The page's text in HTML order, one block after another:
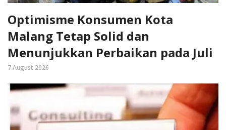
Optimisme Konsumen Kota
Malang Tetap Solid dan
Menunjukkan Perbaikan pada Juli
7 August 2026